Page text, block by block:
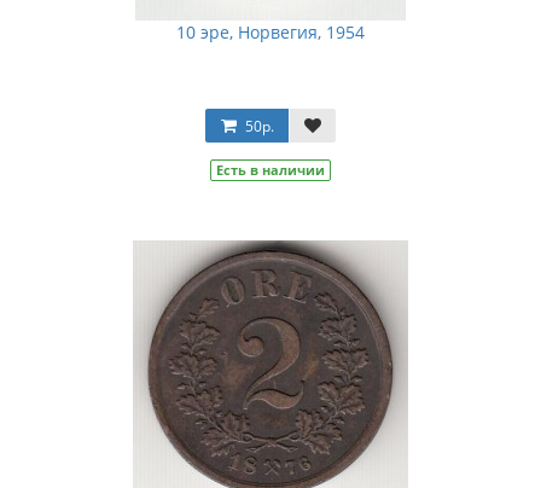
10 эре, Норвегия, 1954
50р.
Есть в наличии